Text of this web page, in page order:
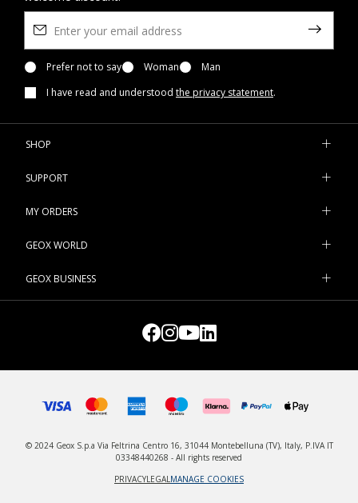
Prefer not to say Woman
Man
I have read and understood the privacy statement.
SHOP
SUPPORT
MY ORDERS
GEOX WORLD
GEOX BUSINESS
© 2024 Geox S.p.a Via Feltrina Centro 16, 31044 Montebelluna (TV), Italy, P.IVA IT
03348440268 - All rights reserved
PRIVACYLEGALMANAGE COOKIES